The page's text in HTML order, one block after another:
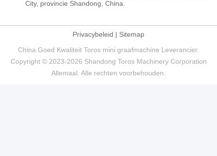
City, provincie Shandong, China.
Privacybeleid | Sitemap
China Goed Kwaliteit Toros mini graafmachine Leverancier.
Copyright © 2023-2026 Shandong Toros Machinery Corporation
Allemaal. Alle rechten voorbehouden.